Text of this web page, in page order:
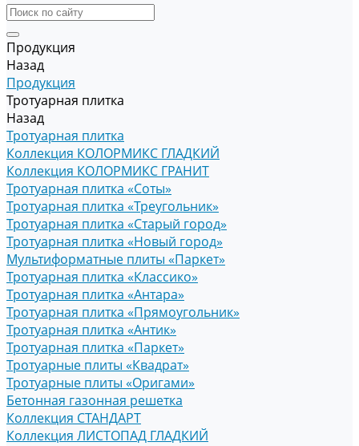
Продукция
Назад
Продукция
Тротуарная плитка
Назад
Тротуарная плитка
Коллекция КОЛОРМИКС ГЛАДКИЙ
Коллекция КОЛОРМИКС ГРАНИТ
Тротуарная плитка «Соты»
Тротуарная плитка «Треугольник»
Тротуарная плитка «Старый город»
Тротуарная плитка «Новый город»
Мультиформатные плиты «Паркет»
Тротуарная плитка «Классико»
Тротуарная плитка «Антара»
Тротуарная плитка «Прямоугольник»
Тротуарная плитка «Антик»
Тротуарная плитка «Паркет»
Тротуарные плиты «Квадрат»
Тротуарные плиты «Оригами»
Бетонная газонная решетка
Коллекция СТАНДАРТ
Коллекция ЛИСТОПАД ГЛАДКИЙ